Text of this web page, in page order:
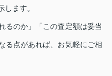
します。
るのか」「この査定額は妥当
る点があれば、お気軽にご相